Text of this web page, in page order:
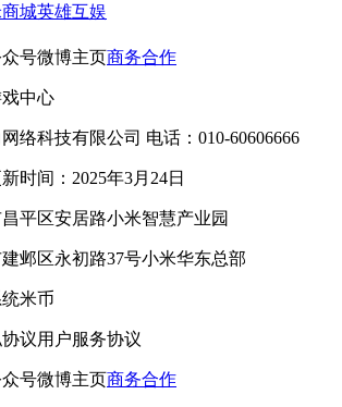
城英雄互娱
号微博主页商务合作
中心
络科技有限公司 电话：010-60606666
时间：2025年3月24日
平区安居路小米智慧产业园
邺区永初路37号小米华东总部
米币
议用户服务协议
号微博主页商务合作